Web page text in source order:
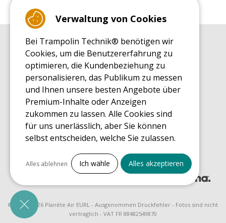
EINKAUFSRATGEBER
Einkaufsratgeber
MONTAGE RATGEBER
Montagehinweise für ein Freizeit Trampolin
PFLEGERATGEBER
Pflegeratgeber für Ihr Freizeit Trampolin
ENDECKUNGSTOUR
Was Sie über Freizeit Trampoline wissen sollten
EINKAUFSRATGEBER FÜR ERSATZTEILE
© 2008 - 2026 Planète Air EURL - Ausgenommen Druckfehler - Fotos sind nicht
vertraglich - VAT FR 88482549870
Verwaltung von Cookies
Bei Trampolin Technik® benötigen wir
Cookies, um die Benutzererfahrung zu
optimieren, die Kundenbeziehung zu
personalisieren, das Publikum zu messen
und Ihnen unsere besten Angebote über
Premium-Inhalte oder Anzeigen
zukommen zu lassen. Alle Cookies sind
für uns unerlässlich, aber Sie können
selbst entscheiden, welche Sie zulassen.
Alles ankreuzen
Notwendige Cookies
Für den Betrieb der Website erforderlich
Alles ablehnen Ich wähle Alles akzeptieren